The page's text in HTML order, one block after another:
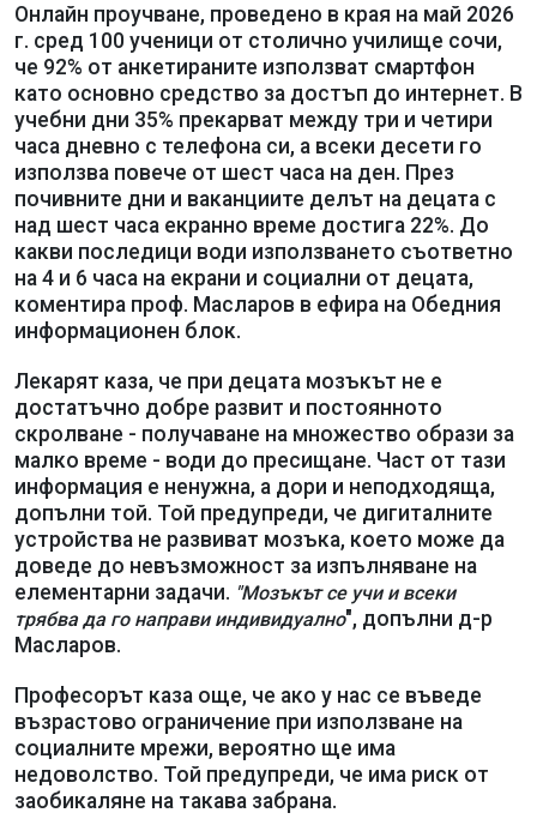
Онлайн проучване, проведено в края на май 2026
г. сред 100 ученици от столично училище сочи,
че 92% от анкетираните използват смартфон
като основно средство за достъп до интернет. В
учебни дни 35% прекарват между три и четири
часа дневно с телефона си, а всеки десети го
използва повече от шест часа на ден. През
почивните дни и ваканциите делът на децата с
над шест часа екранно време достига 22%. До
какви последици води използването съответно
на 4 и 6 часа на екрани и социални от децата,
коментира проф. Масларов в ефира на Обедния
информационен блок.
Лекарят каза, че при децата мозъкът не е
достатъчно добре развит и постоянното
скролване - получаване на множество образи за
малко време - води до пресищане. Част от тази
информация е ненужна, а дори и неподходяща,
допълни той. Той предупреди, че дигиталните
устройства не развиват мозъка, което може да
доведе до невъзможност за изпълняване на
елементарни задачи. "Мозъкът се учи и всеки
трябва да го направи индивидуално", допълни д-р
Масларов.
Професорът каза още, че ако у нас се въведе
възрастово ограничение при използване на
социалните мрежи, вероятно ще има
недоволство. Той предупреди, че има риск от
заобикаляне на такава забрана.